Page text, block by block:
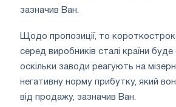
зазначив Ван.
Щодо пропозиції, то
серед виробників сталі країни
оскільки заводи реагують на
негативну норму прибутку, який
від продажу, зазначив Ван.